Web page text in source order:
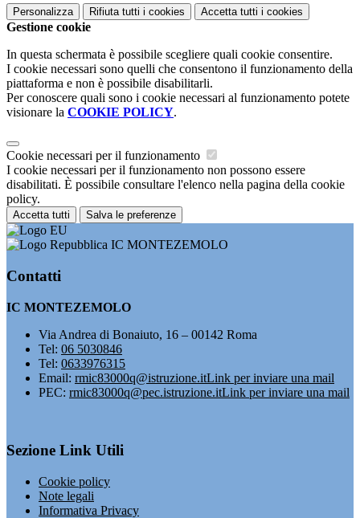
Personalizza Rifiuta tutti i cookies Accetta tutti i cookies
Gestione cookie
In questa schermata è possibile scegliere quali cookie consentire.
I cookie necessari sono quelli che consentono il funzionamento della
piattaforma e non è possibile disabilitarli.
Per conoscere quali sono i cookie necessari al funzionamento potete
visionare la COOKIE POLICY.
Cookie necessari per il funzionamento
I cookie necessari per il funzionamento non possono essere
disabilitati. È possibile consultare l'elenco nella pagina della cookie
policy.
Accetta tutti Salva le preferenze
IC MONTEZEMOLO
Contatti
IC MONTEZEMOLO
Via Andrea di Bonaiuto, 16 – 00142 Roma
Tel: 06 5030846
Tel: 0633976315
Email: rmic83000q@istruzione.itLink per inviare una mail
PEC: rmic83000q@pec.istruzione.itLink per inviare una mail
Sezione Link Utili
Cookie policy
Note legali
Informativa Privacy